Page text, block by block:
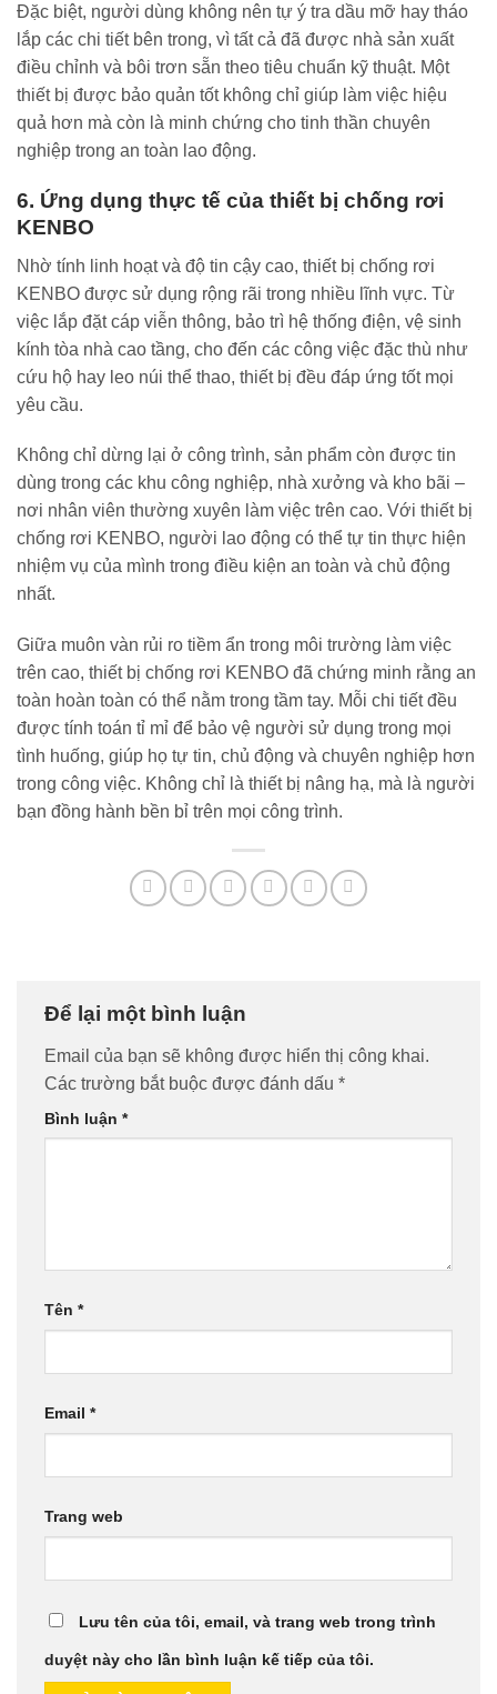
Đặc biệt, người dùng không nên tự ý tra dầu mỡ hay tháo
lắp các chi tiết bên trong, vì tất cả đã được nhà sản xuất
điều chỉnh và bôi trơn sẵn theo tiêu chuẩn kỹ thuật. Một
thiết bị được bảo quản tốt không chỉ giúp làm việc hiệu
quả hơn mà còn là minh chứng cho tinh thần chuyên
nghiệp trong an toàn lao động.
6. Ứng dụng thực tế của thiết bị chống rơi
KENBO
Nhờ tính linh hoạt và độ tin cậy cao, thiết bị chống rơi
KENBO được sử dụng rộng rãi trong nhiều lĩnh vực. Từ
việc lắp đặt cáp viễn thông, bảo trì hệ thống điện, vệ sinh
kính tòa nhà cao tầng, cho đến các công việc đặc thù như
cứu hộ hay leo núi thể thao, thiết bị đều đáp ứng tốt mọi
yêu cầu.
Không chỉ dừng lại ở công trình, sản phẩm còn được tin
dùng trong các khu công nghiệp, nhà xưởng và kho bãi –
nơi nhân viên thường xuyên làm việc trên cao. Với thiết bị
chống rơi KENBO, người lao động có thể tự tin thực hiện
nhiệm vụ của mình trong điều kiện an toàn và chủ động
nhất.
Giữa muôn vàn rủi ro tiềm ẩn trong môi trường làm việc
trên cao, thiết bị chống rơi KENBO đã chứng minh rằng an
toàn hoàn toàn có thể nằm trong tầm tay. Mỗi chi tiết đều
được tính toán tỉ mỉ để bảo vệ người sử dụng trong mọi
tình huống, giúp họ tự tin, chủ động và chuyên nghiệp hơn
trong công việc. Không chỉ là thiết bị nâng hạ, mà là người
bạn đồng hành bền bỉ trên mọi công trình.
Để lại một bình luận
Email của bạn sẽ không được hiển thị công khai.
Các trường bắt buộc được đánh dấu *
Bình luận *
Tên *
Email *
Trang web
Lưu tên của tôi, email, và trang web trong trình
duyệt này cho lần bình luận kế tiếp của tôi.